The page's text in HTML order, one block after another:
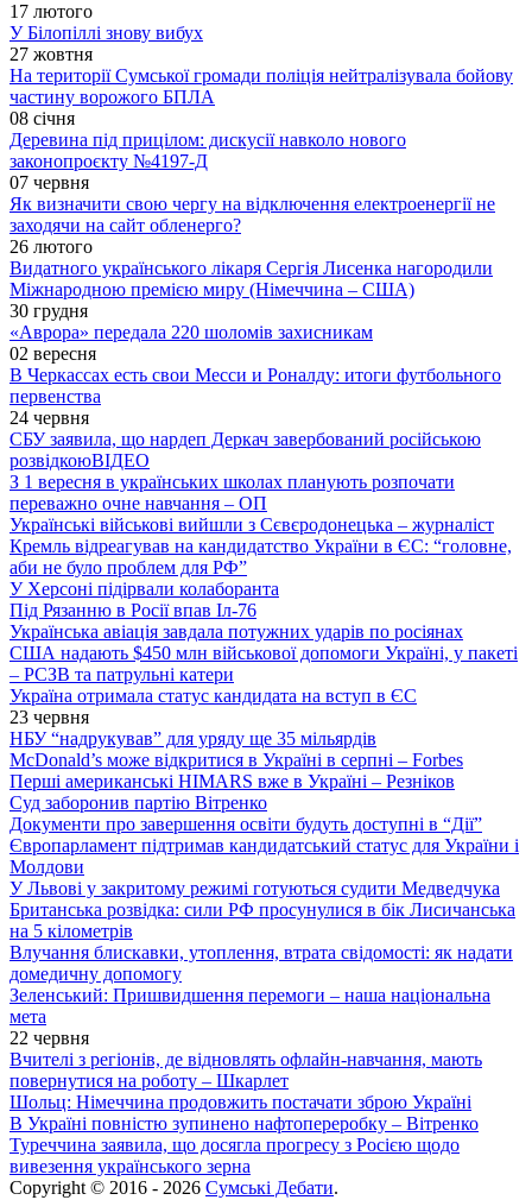
17 лютого
У Білопіллі знову вибух
27 жовтня
На території Сумської громади поліція нейтралізувала бойову
частину ворожого БПЛА
08 січня
Деревина під прицілом: дискусії навколо нового
законопроєкту №4197-Д
07 червня
Як визначити свою чергу на відключення електроенергії не
заходячи на сайт обленерго?
26 лютого
Видатного українського лікаря Сергія Лисенка нагородили
Міжнародною премією миру (Німеччина – США)
30 грудня
«Аврора» передала 220 шоломів захисникам
02 вересня
В Черкассах есть свои Месси и Роналду: итоги футбольного
первенства
24 червня
СБУ заявила, що нардеп Деркач завербований російською
розвідкоюВІДЕО
З 1 вересня в українських школах планують розпочати
переважно очне навчання – ОП
Українські військові вийшли з Сєвєродонецька – журналіст
Кремль відреагував на кандидатство України в ЄС: “головне,
аби не було проблем для РФ”
У Херсоні підірвали колаборанта
Під Рязанню в Росії впав Іл-76
Українська авіація завдала потужних ударів по росіянах
США надають $450 млн військової допомоги Україні, у пакеті
– РСЗВ та патрульні катери
Україна отримала статус кандидата на вступ в ЄС
23 червня
НБУ “надрукував” для уряду ще 35 мільярдів
McDonald’s може відкритися в Україні в серпні – Forbes
Перші американські HIMARS вже в Україні – Резніков
Суд заборонив партію Вітренко
Документи про завершення освіти будуть доступні в “Дії”
Європарламент підтримав кандидатський статус для України і
Молдови
У Львові у закритому режимі готуються судити Медведчука
Британська розвідка: сили РФ просунулися в бік Лисичанська
на 5 кілометрів
Влучання блискавки, утоплення, втрата свідомості: як надати
домедичну допомогу
Зеленський: Пришвидшення перемоги – наша національна
мета
22 червня
Вчителі з регіонів, де відновлять офлайн-навчання, мають
повернутися на роботу – Шкарлет
Шольц: Німеччина продовжить постачати зброю Україні
В Україні повністю зупинено нафтопереробку – Вітренко
Туреччина заявила, що досягла прогресу з Росією щодо
вивезення українського зерна
Copyright © 2016 - 2026 Сумські Дебати.